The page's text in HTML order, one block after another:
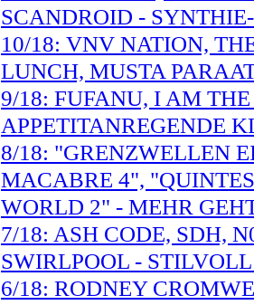
SCANDROID -
10/18: VNV NATION,
LUNCH, MUSTA
9/18: FUFANU, I AM
APPETITANREGENDE
8/18: "GRENZWELLEN
MACABRE 4",
WORLD 2" - MEHR
7/18: ASH CODE, SDH,
SWIRLPOOL -
6/18: RODNEY